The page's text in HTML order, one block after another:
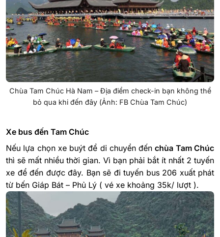
Chùa Tam Chúc Hà Nam – Địa điểm check-in bạn không thể
bỏ qua khi đến đây (Ảnh: FB Chùa Tam Chúc)
Xe bus đến Tam Chúc
Nếu lựa chọn xe buýt để di chuyển đếnchùa Tam Chúc
thì sẽ mất nhiều thời gian. Vì bạn phải bắt ít nhất 2 tuyến
xe để đến được đây. Bạn sẽ đi tuyến bus 206 xuất phát
từ bến Giáp Bát – Phủ Lý ( vé xe khoảng 35k/ lượt ).